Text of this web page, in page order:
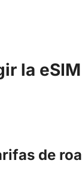
la
de